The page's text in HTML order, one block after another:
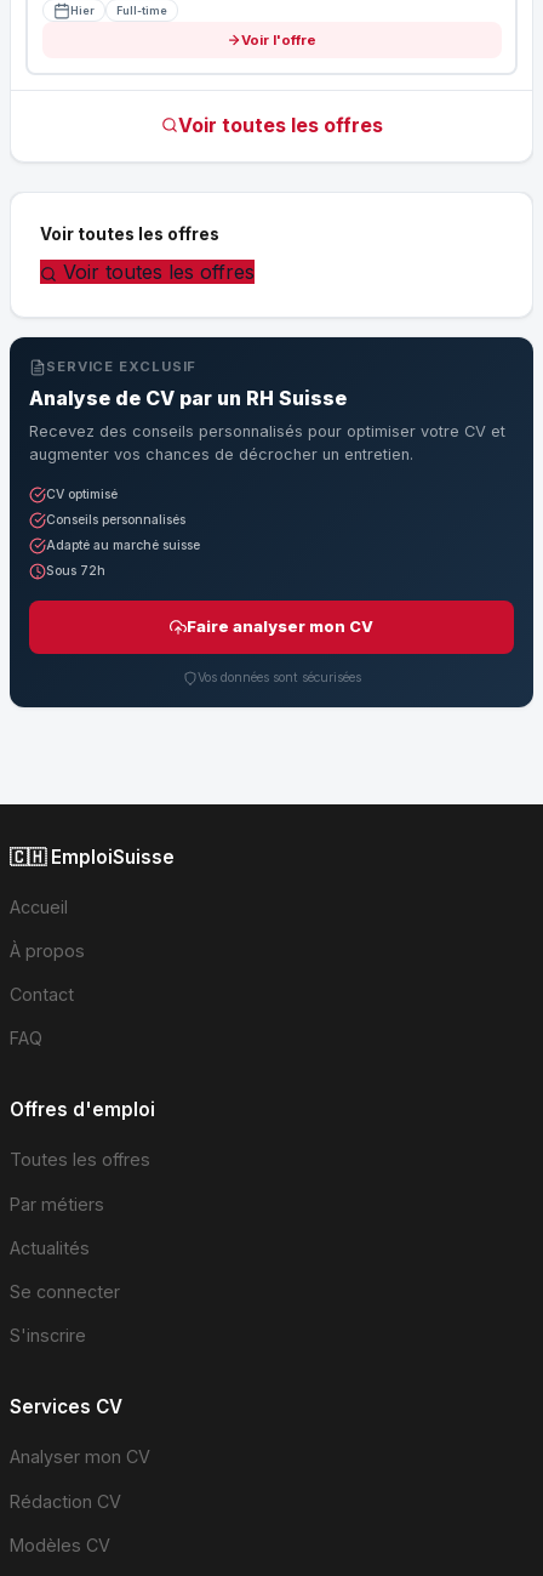
Hier Full-time
Voir l'offre
Voir toutes les offres
Voir toutes les offres
Voir toutes les offres
SERVICE EXCLUSIF
Analyse de CV par un RH Suisse
Recevez des conseils personnalisés pour optimiser votre CV et
augmenter vos chances de décrocher un entretien.
CV optimisé
Conseils personnalisés
Adapté au marché suisse
Sous 72h
Faire analyser mon CV
Vos données sont sécurisées
🇨🇭 EmploiSuisse
Accueil
À propos
Contact
FAQ
Offres d'emploi
Toutes les offres
Par métiers
Actualités
Se connecter
S'inscrire
Services CV
Analyser mon CV
Rédaction CV
Modèles CV